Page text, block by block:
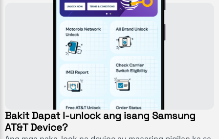
Bakit Dapat I-unlock ang isang Samsung
AT&T Device?